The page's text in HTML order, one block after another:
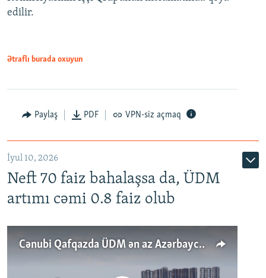
edilir.
Ətraflı burada oxuyun
Paylaş PDF VPN-siz açmaq
İyul 10, 2026
Neft 70 faiz bahalaşsa da, ÜDM
artımı cəmi 0.8 faiz olub
Cənubi Qafqazda ÜDM ən az Azərbaycanda artır: Qonşuları niyə Bakını qabaqlaya bilir?